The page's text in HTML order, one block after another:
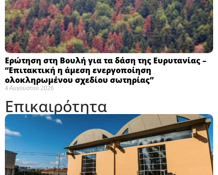
Ερώτηση στη Βουλή για τα δάση της Ευρυτανίας –
“Eπιτακτική η άμεση ενεργοποίηση
ολοκληρωμένου σχεδίου σωτηρίας”
4 Αυγούστου 2026
Επικαιρότητα